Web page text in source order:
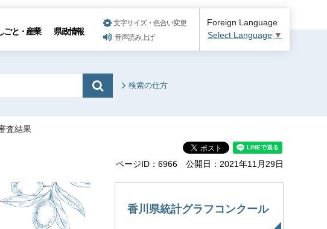
ごと・産業 県政情報
文字サイズ・色合い変更
音声読み上げ
Foreign Language
Select Language ▼
検索の仕方
査結果
ページID：6966 公開日：2021年11月29日
香川県統計グラフコンクール